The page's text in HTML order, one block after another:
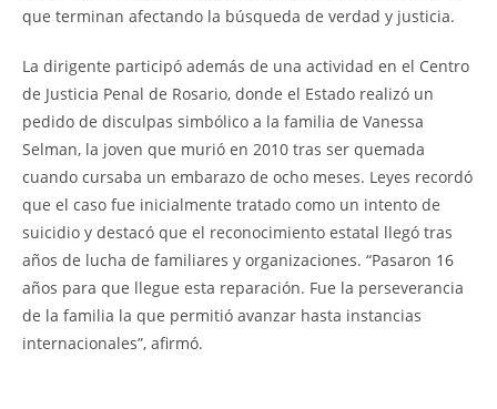
que terminan afectando la búsqueda de verdad y justicia.
La dirigente participó además de una actividad en el Centro
de Justicia Penal de Rosario, donde el Estado realizó un
pedido de disculpas simbólico a la familia de Vanessa
Selman, la joven que murió en 2010 tras ser quemada
cuando cursaba un embarazo de ocho meses. Leyes recordó
que el caso fue inicialmente tratado como un intento de
suicidio y destacó que el reconocimiento estatal llegó tras
años de lucha de familiares y organizaciones. “Pasaron 16
años para que llegue esta reparación. Fue la perseverancia
de la familia la que permitió avanzar hasta instancias
internacionales”, afirmó.